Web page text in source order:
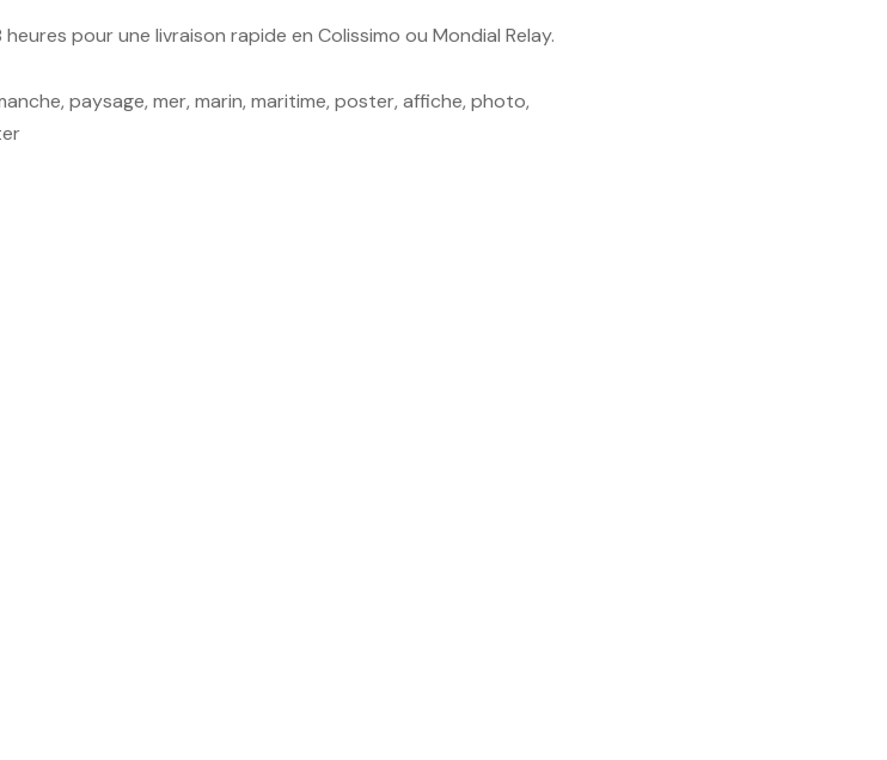
pour une livraison rapide en Colissimo ou Mondial Relay.
paysage, mer, marin, maritime, poster, affiche, photo,